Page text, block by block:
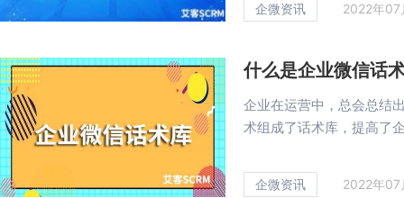
企微资讯 2022年
什么是企业微信话
企业在运营中，总会总结
术组成了话术库，提高了
企微资讯 2022年